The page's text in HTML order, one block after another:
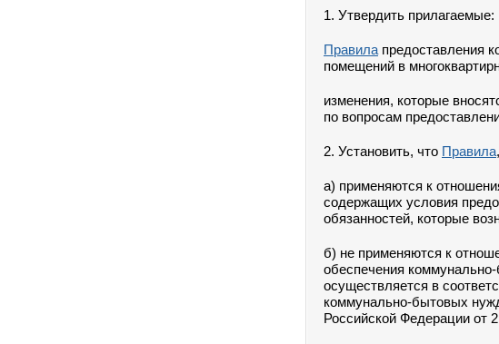
1. Утвердить прилагаемые:
Правила предоставления
помещений в
изменения, которые
по вопросам
2. Установить, что Правила
а) применяются к
содержащих условия
обязанностей, которые
б) не применяются к
обеспечения
осуществляется в
коммунально-бытовых
Российской Федерации от